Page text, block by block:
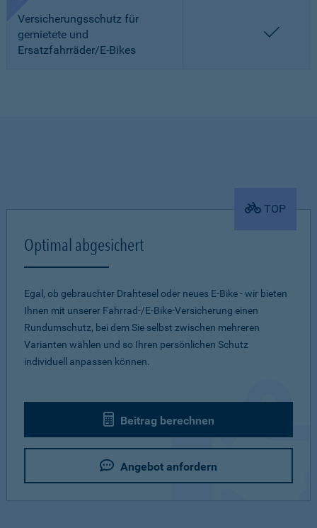
Versicherungsschutz für
gemietete und
Ersatzfahrräder/E-Bikes
TOP
Optimal abgesichert
Egal, ob gebrauchter Drahtesel oder neues E-Bike - wir bieten
Ihnen mit unserer Fahrrad-/E-Bike-Versicherung einen
Rundumschutz, bei dem Sie selbst zwischen mehreren
Varianten wählen und so Ihren persönlichen Schutz
individuell anpassen können.
Beitrag berechnen
Angebot anfordern